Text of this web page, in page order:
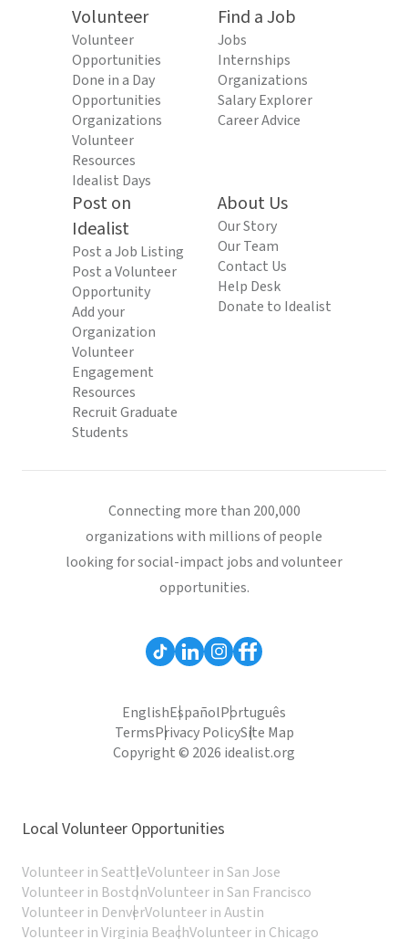
Volunteer
Volunteer
Opportunities
Done in a Day
Opportunities
Organizations
Volunteer
Resources
Idealist Days
Find a Job
Jobs
Internships
Organizations
Salary Explorer
Career Advice
Post on
Idealist
Post a Job Listing
Post a Volunteer
Opportunity
Add your
Organization
Volunteer
Engagement
Resources
Recruit Graduate
Students
About Us
Our Story
Our Team
Contact Us
Help Desk
Donate to Idealist
Connecting more than 200,000
organizations with millions of people
looking for social-impact jobs and volunteer
opportunities.
EnglishEspañolPortuguês
TermsPrivacy PolicySite Map
Copyright © 2026 idealist.org
Local Volunteer Opportunities
Volunteer in SeattleVolunteer in San Jose
Volunteer in BostonVolunteer in San Francisco
Volunteer in DenverVolunteer in Austin
Volunteer in Virginia BeachVolunteer in Chicago